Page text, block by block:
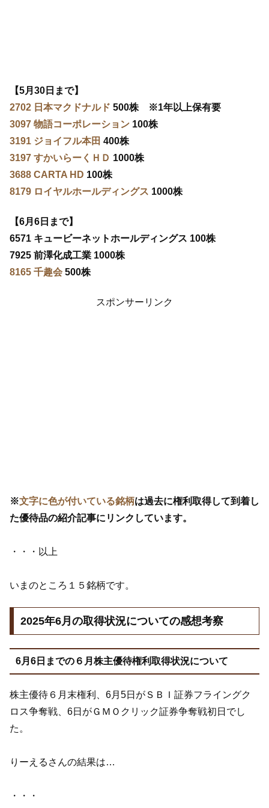
【5月30日まで】
2702 日本マクドナルド 500株 ※1年以上保有要
3097 物語コーポレーション 100株
3191 ジョイフル本田 400株
3197 すかいらーくＨＤ 1000株
3688 CARTA HD 100株
8179 ロイヤルホールディングス 1000株
【6月6日まで】
6571 キュービーネットホールディングス 100株
7925 前澤化成工業 1000株
8165 千趣会 500株
スポンサーリンク
※文字に色が付いている銘柄は過去に権利取得して到着し
た優待品の紹介記事にリンクしています。
・・・以上
いまのところ１５銘柄です。
2025年6月の取得状況についての感想考察
6月6日までの６月株主優待権利取得状況について
株主優待６月末権利、6月5日がＳＢＩ証券フライングク
ロス争奪戦、6日がＧＭＯクリック証券争奪戦初日でし
た。
りーえるさんの結果は…
・・・